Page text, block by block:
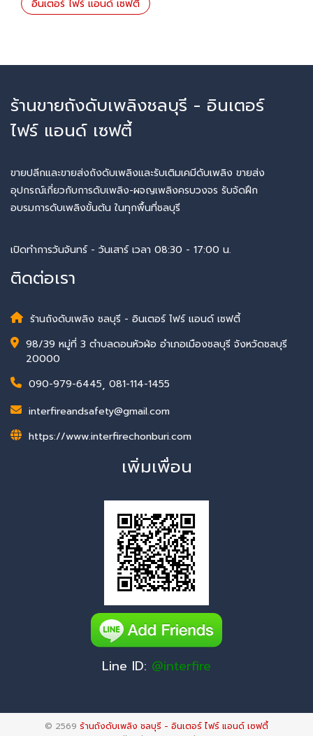
อินเตอร์ ไฟร์ แอนด์ เซฟตี้
ร้านขายถังดับเพลิงชลบุรี - อินเตอร์
ไฟร์ แอนด์ เซฟตี้
ขายปลีกและขายส่งถังดับเพลิงและรับเติมเคมีดับเพลิง ขายส่ง
อุปกรณ์เกี่ยวกับการดับเพลิง-ผจญเพลิงครบวงจร รับจัดฝึก
อบรมการดับเพลิงขั้นต้น ในทุกพื้นที่ชลบุรี
เปิดทำการวันจันทร์ - วันเสาร์ เวลา 08:30 - 17:00 น.
ติดต่อเรา
ร้านถังดับเพลิง ชลบุรี - อินเตอร์ ไฟร์ แอนด์ เซฟตี้
98/39 หมู่ที่ 3 ตำบลดอนหัวฬ่อ อำเภอเมืองชลบุรี จังหวัดชลบุรี
20000
090-979-6445, 081-114-1455
interfireandsafety@gmail.com
https://www.interfirechonburi.com
เพิ่มเพื่อน
Line ID: @interfire
© 2569 ร้านถังดับเพลิง ชลบุรี - อินเตอร์ ไฟร์ แอนด์ เซฟตี้